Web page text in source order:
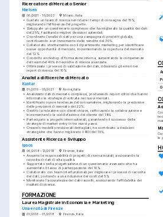
Ricercatore di Mercato Senior
Nielsen
06/2021 - 10/2023 Milano, Italia
• Guidato un team di ricerca nel ridurre i tempi di consegna del 15%,
migliorando l'efficienza del progetto.
• Sviluppato un questionario complesso che ha migliorato la qualità dei dati
del 25%, facilitando migliori decisioni aziendali.
• Coordinato l'analisi di dati per una campagna di prodotti globale,
contribuendo a un incremento delle vendite del 30%.
• Collaborato strettamente con il dipartimento marketing per identificare
nuove opportunità di mercato, incrementando la copertura del mercato
del 12%.
• Condotto workshop di formazione interna, aumentando le competenze
del team del 40% in tecniche di ricerca avanzate.
• Ottimizzato i processi di validazione dei dati, riducendo gli errori nei
report di ricerca del 10%.
Analista di Ricerche di Mercato
Kantar
01/2019 - 05/2021 Roma, Italia
• Analizzato dati di mercato complessi, producendo report critici che hanno
informato le strategie di entrata nei nuovi mercati.
• Identificato nuove tendenze del consumatore, migliorando la precisione
delle previsioni di mercato del 22%.
• Gestito la relazione con clienti chiave, rafforzando la collaborazione e
incrementando la soddisfazione del cliente del 18%.
• Partecipato a progetti internazionali, garantendo il successo delle
strategie di market entry in tre nuovi paesi.
• Creando modelli previsionali dettagliati, ho contribuito a decisioni
strategiche che hanno migliorato il ROI del 15%.
Assistente Ricerca e Sviluppo
Ipsos
06/2018 - 12/2018 Firenze, Italia
• Assunto la responsabilità di progetti di ricerca iniziali, assicurando la
raccolta di dati di alta qualità.
• Supportato nella progettazione di un questionario avanzato che ha
aumentato il tasso di partecipazione del 10%.
• Collaborato con team interfunzionali per migliorare i processi di raccolta
dei dati, portando a una riduzione dei costi del 5%.
• Monitorato l'accuratezza dei dati raccolti, assicurando l'affidabilità dei
risultati di ricerca.
FORMAZIONE
Laurea Magistrale in Economia e Marketing
Università di Firenze
01/2016 - 01/2018 Firenze, Italia
le